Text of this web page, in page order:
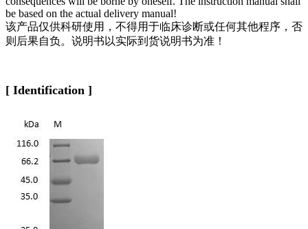
be based on the actual delivery manual!
该产品仅供科研使用，不得用于临床诊断或任何其他程序，否
则后果自负。说明书以实际到货说明书为准！
[ Identification ]